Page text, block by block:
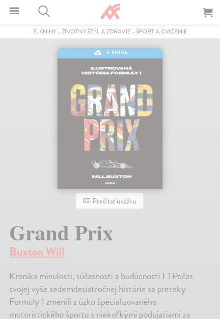
E-KNIHY- ŽIVOTNÝ ŠTÝL A ZDRAVIE- ŠPORT A CVIČENIE
E-KNIHA
Prečítať ukážku
Grand Prix
Buxton Will
Kronika minulosti, súčasnosti a budúcnosti F1 Počas
svojej vyše sedemdesiatročnej histórie sa preteky
Formuly 1 zmenili z úzko špecializovaného
motoristického športu s niekoľkými podujatiami za